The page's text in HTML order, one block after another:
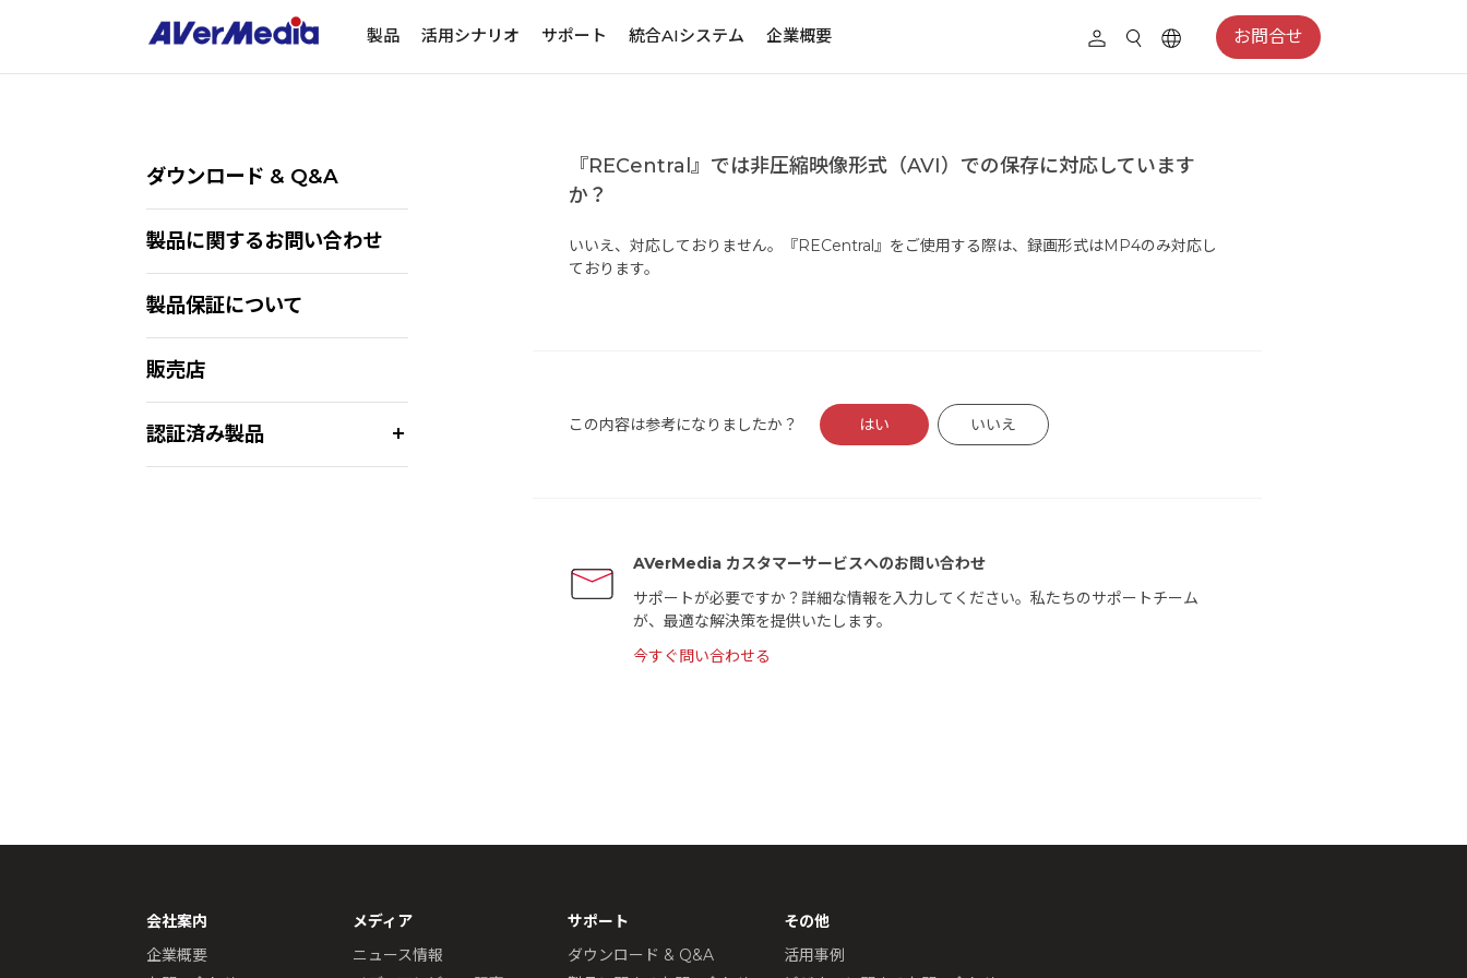
製品 活用シナリオ サポート 統合AIシステム 企業概要 お問合せ
ダウンロード & Q&A
製品に関するお問い合わせ
製品保証について
販売店
認証済み製品
『RECentral』では非圧縮映像形式（AVI）での保存に対応しています
か？
いいえ、対応しておりません。『RECentral』をご使用する際は、録画形式はMP4のみ対応し
ております。
この内容は参考になりましたか？ はい いいえ
AVerMedia カスタマーサービスへのお問い合わせ
サポートが必要ですか？詳細な情報を入力してください。私たちのサポートチーム
が、最適な解決策を提供いたします。
今すぐ問い合わせる
会社案内
企業概要
メディア
ニュース情報
サポート
ダウンロード & Q&A
その他
活用事例